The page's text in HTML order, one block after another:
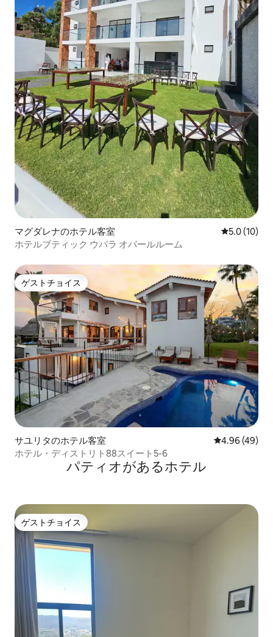
マグダレナのホテル客室 レビュー10
5.0 (10)
ホテルブティック ウパラ オパールルーム
ゲストチョイス
ゲストチョイス
サユリタのホテル客室 レビュー49
4.96 (49)
ホテル・ディストリト88スイート5-6
パティオがあるホ⁠テ⁠ル
ゲストチョイス
ゲストチョイス